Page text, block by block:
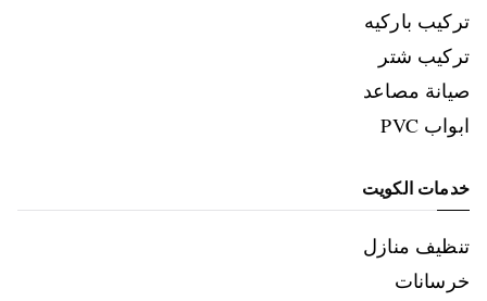
تركيب باركيه
تركيب شتر
صيانة مصاعد
ابواب PVC
خدمات الكويت
تنظيف منازل
خرسانات